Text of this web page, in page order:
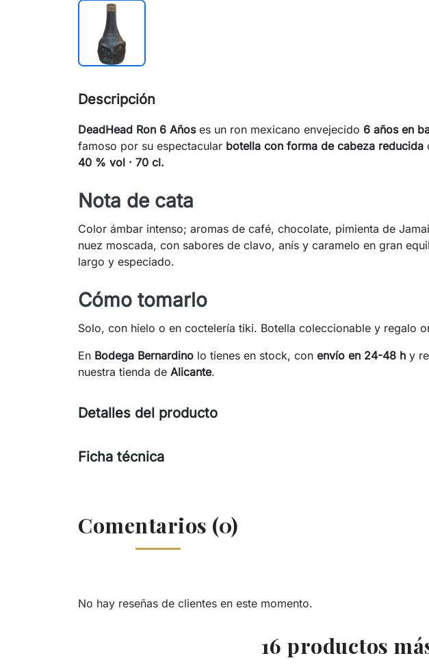
Descripción
DeadHead Ron 6 Añoses un ron mexicano envejecido 6 años en
famoso por su espectacular botella con forma de cabeza reducida
40 % vol · 70 cl.
Nota de cata
Color ámbar intenso; aromas de café, chocolate, pimienta de
nuez moscada, con sabores de clavo, anís y caramelo en gran
largo y especiado.
Cómo tomarlo
Solo, con hielo o en coctelería tiki. Botella coleccionable y regalo
En Bodega Bernardino lo tienes en stock, con envío en 24-48 h y
nuestra tienda de Alicante.
Detalles del producto
Ficha técnica
Comentarios (0)
No hay reseñas de clientes en este momento.
16 productos